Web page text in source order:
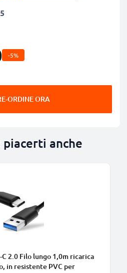
-5%
ORDINE ORA
anche
2.0 Filo lungo 1,0m ricarica
in resistente PVC per